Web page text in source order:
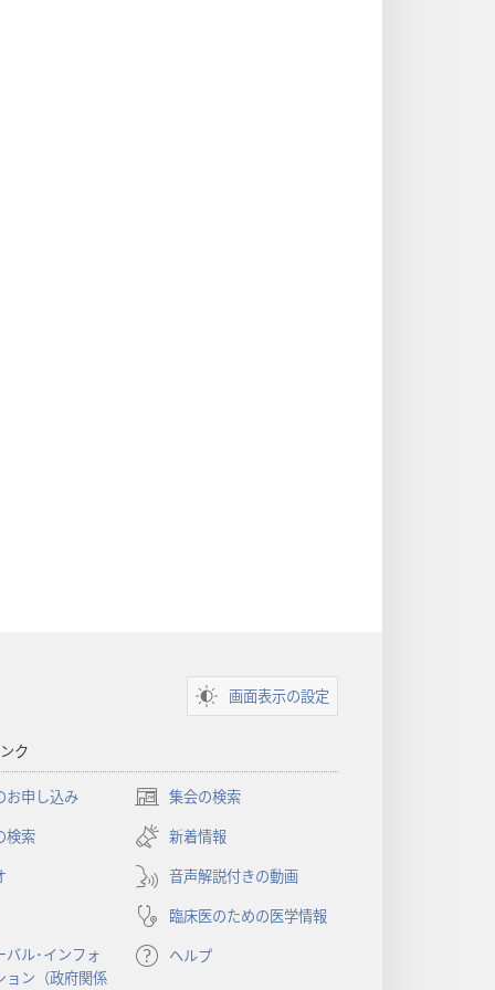
画面表示の設定
ク
お申し込み 集会の検索
（新
し
い
タ
ブ
で
開
く）
検索
新着情報
音声解説付きの動画
臨床医のための医学情報
バル･インフォ
ョン（政府関係
ヘルプ